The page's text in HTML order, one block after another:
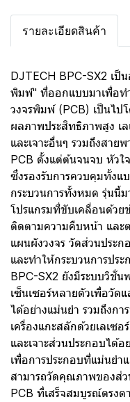
รายละเอียดสินค้า
DJTECH BPC-SX2 เป็
พิมพ์" ที่ออกแบบมาเพื่อท
วงจรพิมพ์ (PCB) เป็นไป
ผลภาพประสิทธิภาพสูง เ
และเจาะอื่นๆ รวมถึงสาย
PCB ตั้งแต่ต้นจนจบ หัว
ซึ่งรองรับการควบคุมทั้ง
กระบวนการทั้งหมด รุ่นนี้
โปรแกรมที่ขับเคลื่อนด้วย
ติดตามความคืบหน้า และ
แผนผังวงจร วัดส่วนประ
และทำให้กระบวนการปร
BPC-SX2 ยังมีระบบวิชั่น
เซ็นเซอร์หลายตัวเพื่อวัด
ได้อย่างแม่นยำ รวมถึงกา
เครื่องแกะสลักด้วยเลเซอ
และเจาะส่วนประกอบได้อ
เพื่อการประกอบที่แม่นยำ
สามารถวัดคุณภาพของส่ว
PCB ที่เสร็จสมบูรณ์ตรงต